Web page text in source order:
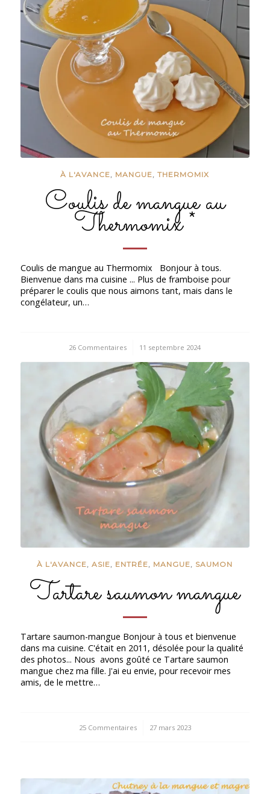
À L'AVANCE, MANGUE,THERMOMIX
Coulis de mangue au
Thermomix *
Coulis de mangue au Thermomix Bonjour à tous.
Bienvenue dans ma cuisine ... Plus de framboise pour
préparer le coulis que nous aimons tant, mais dans le
congélateur, un…
26 Commentaires
/ 11 septembre 2024
À L'AVANCE,ASIE, ENTRÉE, MANGUE, SAUMON
Tartare saumon mangue
Tartare saumon-mangue Bonjour à tous et bienvenue
dans ma cuisine. C'était en 2011, désolée pour la qualité
des photos... Nous avons goûté ce Tartare saumon
mangue chez ma fille. J'ai eu envie, pour recevoir mes
amis, de le mettre…
25 Commentaires
/ 27 mars 2023